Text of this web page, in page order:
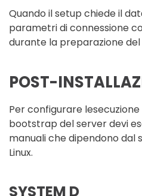
Quando il setup chiede il
parametri di connessione
durante la preparazione
POST-
Per configurare lesecuzione
bootstrap del server devi
manuali che dipendono dal
Linux.
SYSTEM D